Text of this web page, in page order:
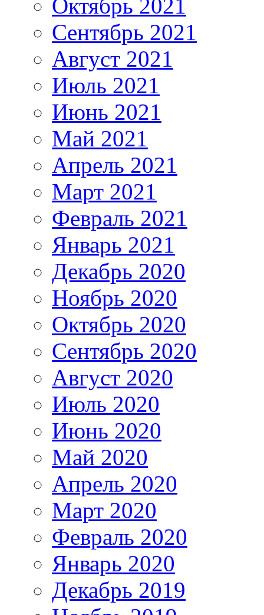
Октябрь 2021
Сентябрь 2021
Август 2021
Июль 2021
Июнь 2021
Май 2021
Апрель 2021
Март 2021
Февраль 2021
Январь 2021
Декабрь 2020
Ноябрь 2020
Октябрь 2020
Сентябрь 2020
Август 2020
Июль 2020
Июнь 2020
Май 2020
Апрель 2020
Март 2020
Февраль 2020
Январь 2020
Декабрь 2019